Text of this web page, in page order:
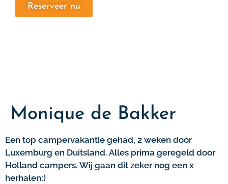
Reserveer nu
Monique de Bakker
Een top campervakantie gehad, 2 weken door
Luxemburg en Duitsland. Alles prima geregeld door
Holland campers. Wij gaan dit zeker nog een x
herhalen:)